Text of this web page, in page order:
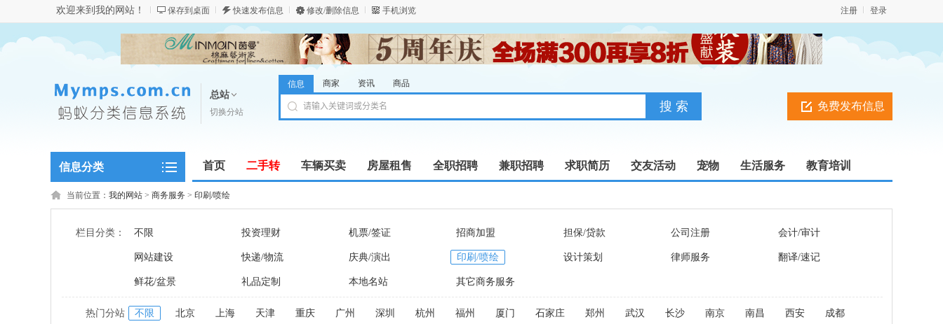
欢迎来到我的网站！ 保存到桌面 快速发布信息 修改/删除信息 手机浏览 登录
注册
总站
切换分站 免费发布信息
信息 商家 资讯 商品
信息分类 首页 二手转 车辆买卖 房屋租售 全职招聘 兼职招聘 求职简历 交友活动 宠物 生活服务 教育培训
商务服务
当前位置： 我的网站 > 商务服务 > 印刷/喷绘
栏目分类： 不限 投资理财 机票/签证 招商加盟 担保/贷款 公司注册 会计/审计
网站建设 快递/物流 庆典/演出 印刷/喷绘 设计策划 律师服务 翻译/速记
鲜花/盆景 礼品定制 本地名站 其它商务服务
热门分站 不限 北京 上海 天津 重庆 广州 深圳 杭州 福州 厦门 石家庄 郑州 武汉 长沙 南京 南昌 西安 成都